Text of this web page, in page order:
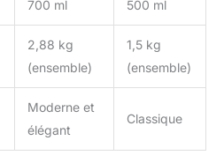
700 ml 500 ml
2,88 kg
(ensemble)
1,5 kg
(ensemble)
Moderne et
élégant
Classique